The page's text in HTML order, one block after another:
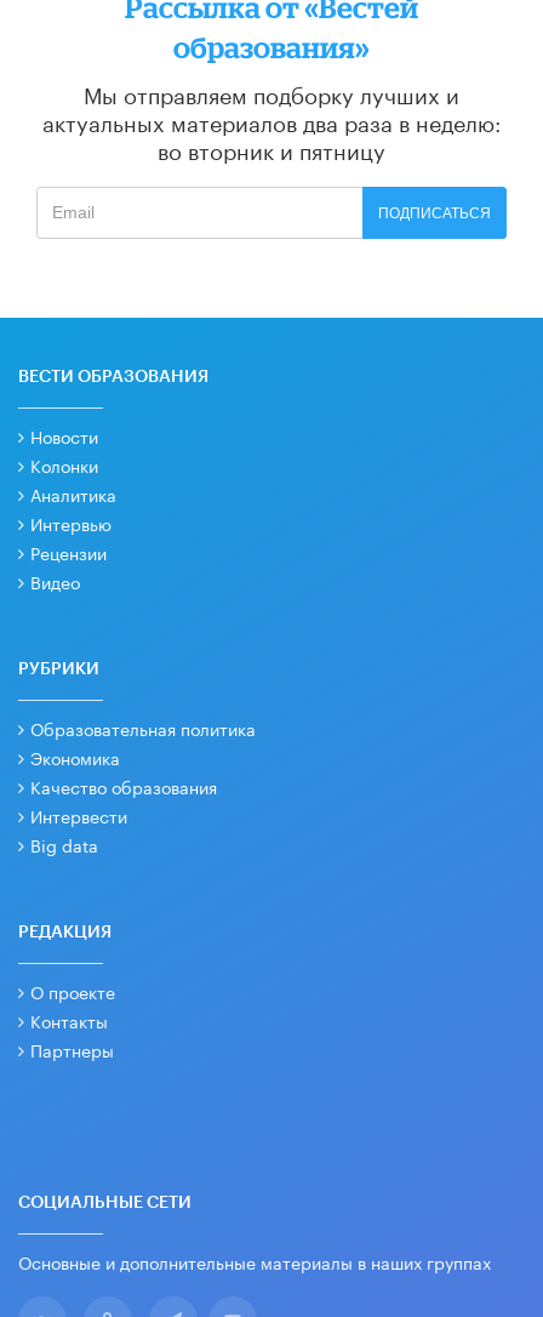
Рассылка от «Вестей
образования»
Мы отправляем подборку лучших и
актуальных материалов два раза в неделю:
во вторник и пятницу
ПОДПИСАТЬСЯ
ВЕСТИ ОБРАЗОВАНИЯ
Новости
Колонки
Аналитика
Интервью
Рецензии
Видео
РУБРИКИ
Образовательная политика
Экономика
Качество образования
Интервести
Big data
РЕДАКЦИЯ
О проекте
Контакты
Партнеры
СОЦИАЛЬНЫЕ СЕТИ
Основные и дополнительные материалы в наших группах